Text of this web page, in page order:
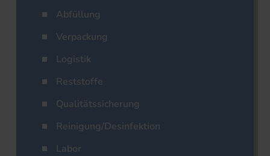
Abfüllung
Verpackung
Logistik
Reststoffe
Qualitätssicherung
Reinigung/Desinfektion
Labor